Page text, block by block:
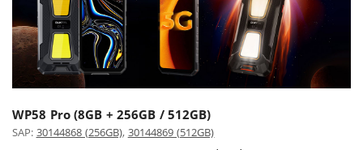
WP58 Pro (8GB + 256GB / 512GB)
SAP: 30144868 (256GB), 30144869 (512GB)